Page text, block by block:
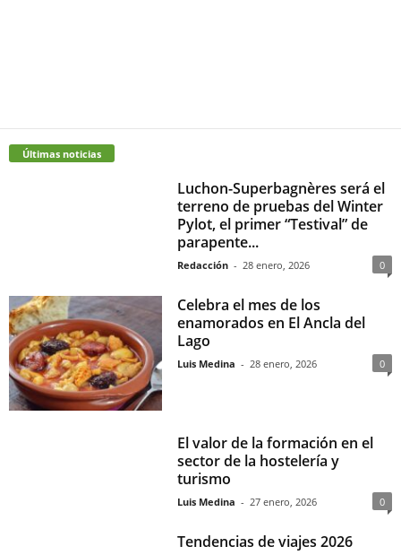
Últimas noticias
Luchon-Superbagnères será el
terreno de pruebas del Winter
Pylot, el primer “Testival” de
parapente...
Redacción - 28 enero, 2026 0
Celebra el mes de los
enamorados en El Ancla del
Lago
Luis Medina - 28 enero, 2026 0
El valor de la formación en el
sector de la hostelería y
turismo
Luis Medina - 27 enero, 2026 0
Tendencias de viajes 2026